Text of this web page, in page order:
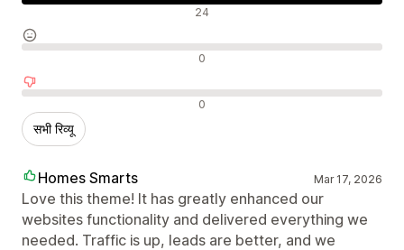
सकारात्मक रिव्यू 24
न्यूट्रल रिव्यू 0
नकारात्मक रिव्यू 0
सभी रिव्यू
Homes Smarts Mar 17, 2026
Love this theme! It has greatly enhanced our
websites functionality and delivered everything we
needed. Traffic is up, leads are better, and we